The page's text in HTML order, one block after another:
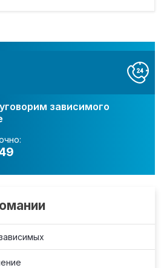
зависимого